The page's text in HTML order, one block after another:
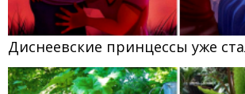
Диснеевские принцессы уже